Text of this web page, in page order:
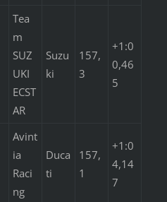
Tea
m
SUZ
UKI
ECST
AR
Suzu
ki
157,
3
+1:0
0,46
5
Avint
ia
Raci
ng
Duca
ti
157,
1
+1:0
4,14
7